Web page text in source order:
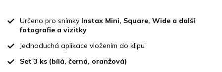
cena:Určeno pro snímky Instax Mini, Square, Wide a další
fotografie a vizitky
Jednoduchá aplikace vložením do klipu
Set 3 ks (bílá, černá, oranžová)